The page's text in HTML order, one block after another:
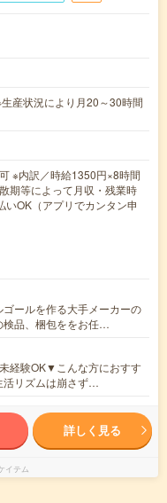
産状況により月20～30時間
※内訳／時給1350円×8時間
期等によって月収・残業時
OK（アプリでカンタン申
ゴールを作る大手メーカーの
検品、梱包ををお任…
経験OK▼こんな方におすす
活リズムは崩さず…
詳しく見る
イテム